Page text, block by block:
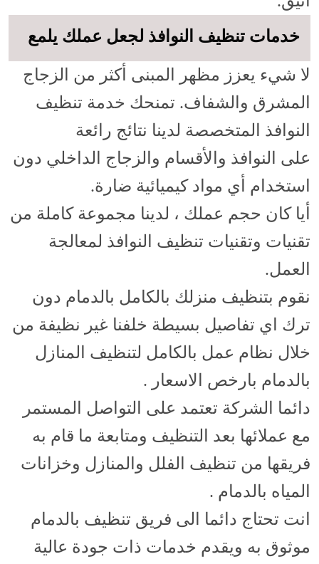
خدمات تنظيف النوافذ لجعل عملك يلمع
لا شيء يعزز مظهر المبنى أكثر من الزجاج
المشرق والشفاف. تمنحك خدمة تنظيف
النوافذ المتخصصة لدينا نتائج رائعة
على النوافذ والأقسام والزجاج الداخلي دون
استخدام أي مواد كيميائية ضارة.
أيا كان حجم عملك ، لدينا مجموعة كاملة من
تقنيات وتقنيات تنظيف النوافذ لمعالجة
العمل.
نقوم بتنظيف منزلك بالكامل بالدمام دون
ترك اي تفاصيل بسيطة خلفنا غير نظيفة من
خلال نظام عمل بالكامل لتنظيف المنازل
بالدمام بارخص الاسعار .
دائما الشركة تعتمد على التواصل المستمر
مع عملائها بعد التنظيف ومتابعة ما قام به
فريقها من تنظيف الفلل والمنازل وخزانات
المياه بالدمام .
انت تحتاج دائما الى فريق تنظيف بالدمام
موثوق به ويقدم خدمات ذات جودة عالية